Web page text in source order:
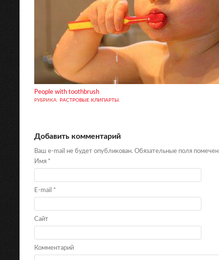
People with toothbrush
РУБРИКА: РАСТРОВЫЕ КЛИПАРТЫ
Добавить комментарий
Ваш e-mail не будет опубликован. Обязательные поля
Имя *
E-mail *
Сайт
Комментарий